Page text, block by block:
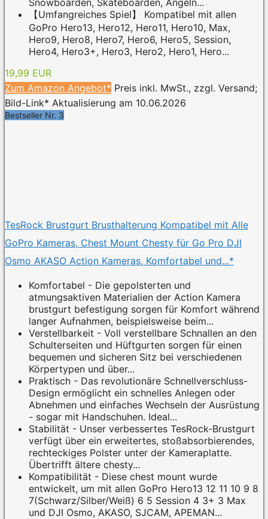
【Umfangreiches Spiel】 Kompatibel mit allen
GoPro Hero13, Hero12, Hero11, Hero10, Max,
Hero9, Hero8, Hero7, Hero6, Hero5, Session,
Hero4, Hero3+, Hero3, Hero2, Hero1, Hero...
19,99 EUR
Zum Amazon Angebot* Preis inkl. MwSt., zzgl. Versand;
Bild-Link* Aktualisierung am 10.06.2026
Bestseller Nr. 3
TesRock Brustgurt Brusthalterung Kompatibel mit Alle
GoPro Kameras, Chest Mount Chesty für Go Pro DJI
Osmo AKASO Action Kameras, Komfortabel und...*
Komfortabel - Die gepolsterten und
atmungsaktiven Materialien der Action Kamera
brustgurt befestigung sorgen für Komfort während
langer Aufnahmen, beispielsweise beim...
Verstellbarkeit - Voll verstellbare Schnallen an den
Schulterseiten und Hüftgurten sorgen für einen
bequemen und sicheren Sitz bei verschiedenen
Körpertypen und über...
Praktisch - Das revolutionäre Schnellverschluss-
Design ermöglicht ein schnelles Anlegen oder
Abnehmen und einfaches Wechseln der Ausrüstung
- sogar mit Handschuhen. Ideal...
Stabilität - Unser verbessertes TesRock-Brustgurt
verfügt über ein erweitertes, stoßabsorbierendes,
rechteckiges Polster unter der Kameraplatte.
Übertrifft ältere chesty...
Kompatibilität - Diese chest mount wurde
entwickelt, um mit allen GoPro Hero13 12 11 10 9 8
7(Schwarz/Silber/Weiß) 6 5 Session 4 3+ 3 Max
und DJI Osmo, AKASO, SJCAM, APEMAN...